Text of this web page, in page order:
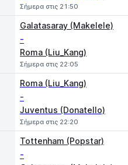
Σήμερα στις 21:50
Galatasaray (Makelele)
-
Roma (Liu_Kang)
Σήμερα στις 22:05
Roma (Liu_Kang)
-
Juventus (Donatello)
Σήμερα στις 22:20
Tottenham (Popstar)
-